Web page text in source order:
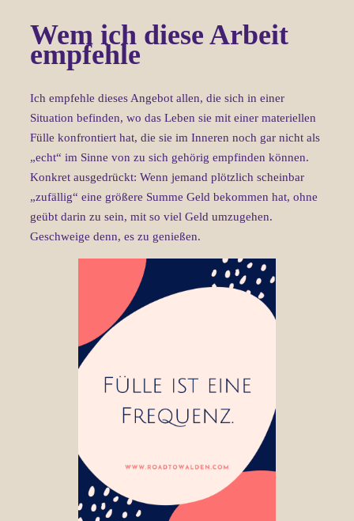
Wem ich diese Arbeit
empfehle
Ich empfehle dieses Angebot allen, die sich in einer
Situation befinden, wo das Leben sie mit einer materiellen
Fülle konfrontiert hat, die sie im Inneren noch gar nicht als
„echt“ im Sinne von zu sich gehörig empfinden können.
Konkret ausgedrückt: Wenn jemand plötzlich scheinbar
„zufällig“ eine größere Summe Geld bekommen hat, ohne
geübt darin zu sein, mit so viel Geld umzugehen.
Geschweige denn, es zu genießen.